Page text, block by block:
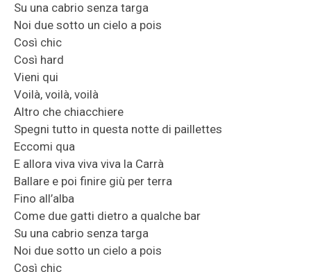
Su una cabrio senza targa
Noi due sotto un cielo a pois
Così chic
Così hard
Vieni qui
Voilà, voilà, voilà
Altro che chiacchiere
Spegni tutto in questa notte di paillettes
Eccomi qua
E allora viva viva viva la Carrà
Ballare e poi finire giù per terra
Fino all’alba
Come due gatti dietro a qualche bar
Su una cabrio senza targa
Noi due sotto un cielo a pois
Così chic